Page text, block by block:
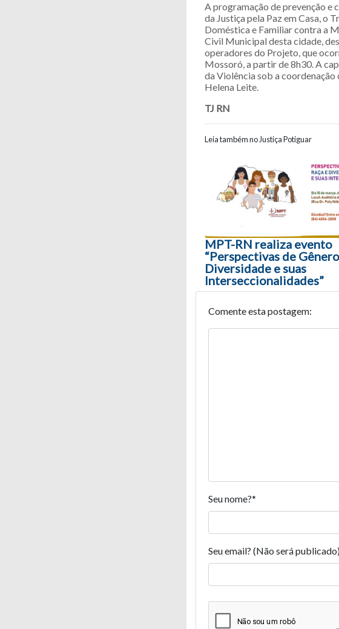
A programação de prevenção e
da Justiça pela Paz em Casa, o
Doméstica e Familiar contra a
Civil Municipal desta cidade,
operadores do Projeto, que
Mossoró, a partir de 8h30. A
da Violência sob a coordenação
Helena Leite.
TJ RN
Leia também no Justiça Potiguar
Navegação
MPT-RN realiza evento
“Perspectivas de
Diversidade e suas
Interseccionalidades”
Comente esta postagem:
Seu nome?*
Seu email? (Não será